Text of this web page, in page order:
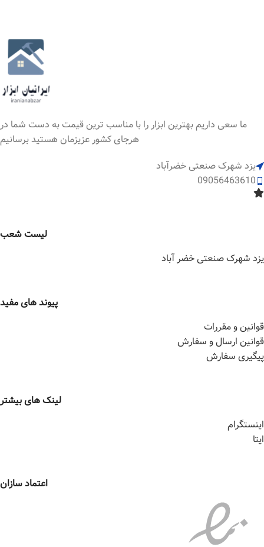
ما سعی داریم بهترین ابزار را با مناسب ترین قیمت به دست شما در
هرجای کشور عزیزمان هستید برسانیم
یزد شهرک صنعتی خضرآباد
09056463610
لیست شعب
یزد شهرک صنعتی خضر آباد
پیوند های مفید
قوانین و مقررات
قوانین ارسال و سفارش
پیگیری سفارش
لینک های بیشتر
اینستگرام
ایتا
اعتماد سازان